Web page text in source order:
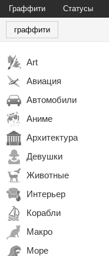
Граффити Статусы
граффити
Art
Авиация
Автомобили
Аниме
Архитектура
Девушки
Животные
Интерьер
Корабли
Макро
Море